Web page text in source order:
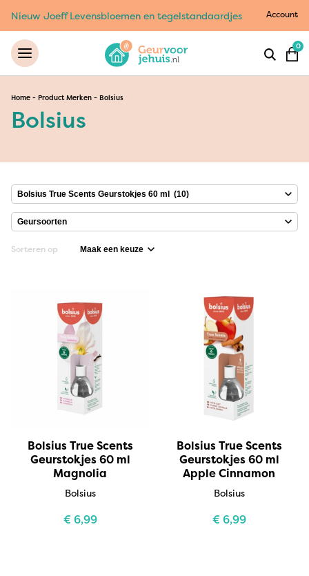
Nieuw Joeff Levensbloemen en tegelstandaardjes Account
0
Home - Product Merken - Bolsius
Bolsius
Sorteren op
Bolsius True Scents
Geurstokjes 60 ml
Magnolia
Bolsius
€6,99
Bolsius True Scents
Geurstokjes 60 ml
Apple Cinnamon
Bolsius
€6,99